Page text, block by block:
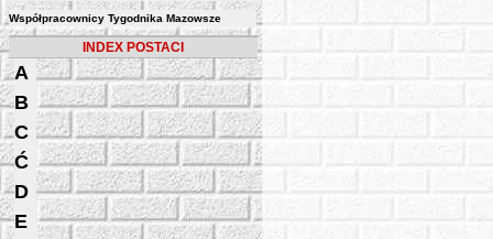
Współpracownicy Tygodnika Mazowsze
INDEX POSTACI
A
B
C
Ć
D
E